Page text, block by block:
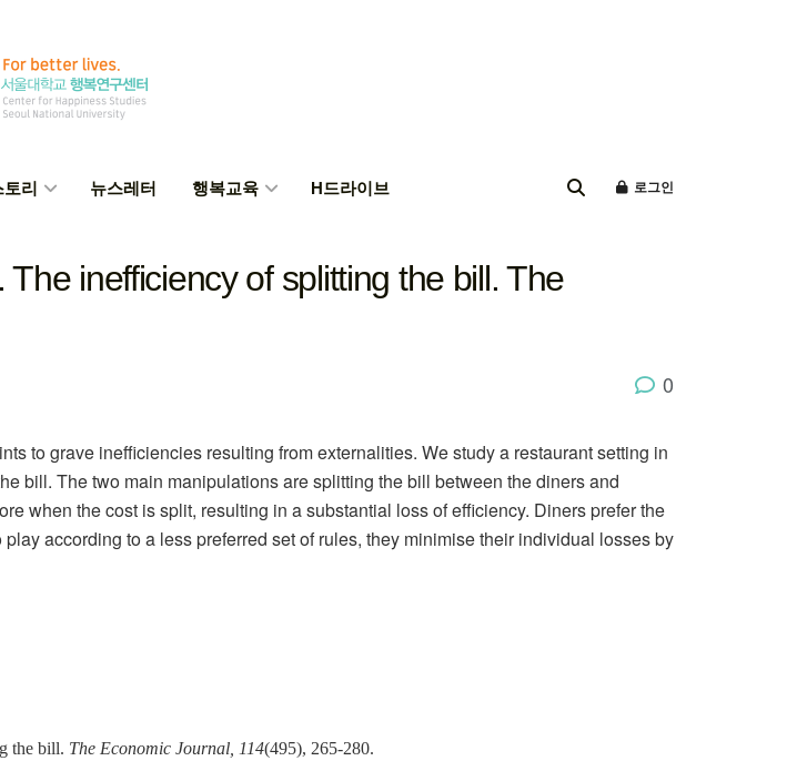
토리 뉴스레터 행복교육 H드라이브 로그인
inefficiency of splitting the bill. The
0
to grave inefficiencies resulting from externalities. We study a restaurant setting in
bill. The two main manipulations are splitting the bill between the diners and
when the cost is split, resulting in a substantial loss of efficiency. Diners prefer the
according to a less preferred set of rules, they minimise their individual losses by
the bill. The Economic Journal, 114(495), 265-280.